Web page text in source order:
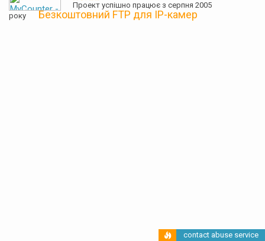
Проект успішно працює з серпня 2005
року Безкоштовний FTP для IP-камер
contact abuse service